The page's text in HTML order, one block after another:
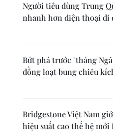
Người tiêu dùng Trung
nhanh hơn điện thoại di
Bứt phá trước "tháng
đồng loạt bung chiêu
Bridgestone Việt Nam
hiệu suất cao thế hệ mới